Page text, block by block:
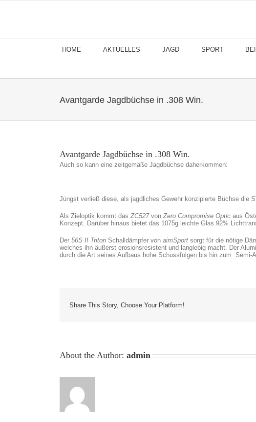
HOME AKTUELLES JAGD SPORT
Avantgarde Jagdbüchse in .308 Win.
Avantgarde Jagdbüchse in .308 Win.
Auch so kann eine zeitgemäße Jagdbüchse daherkommen:
Jüngst verließ diese, als jagdliches Gewehr konzipierte Büchse die
Als Zieloptik kommt das ZC527von Zero Compromise Optic aus
Konzept. Darüber hinaus bietet das 1075g leichte Glas 92%
Der 56S II Triton Schalldämpfer von aimSport sorgt für die nötige
welches ihn äußerst erosionsresistent und langlebig macht. Der
durch die Art seines Aufbaus hohe Schussfolgen bis hin zum Semi-
Share This Story, Choose Your Platform!
About the Author: admin